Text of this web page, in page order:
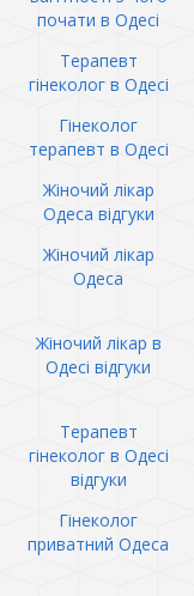
почати в Одесі
Терапевт
гінеколог в Одесі
Гінеколог
терапевт в Одесі
Жіночий лікар
Одеса відгуки
Жіночий лікар
Одеса
Жіночий лікар в
Одесі відгуки
Терапевт
гінеколог в Одесі
відгуки
Гінеколог
приватний Одеса